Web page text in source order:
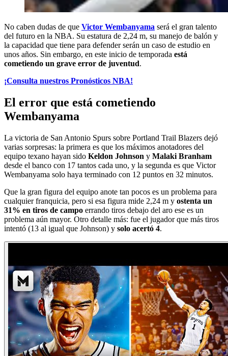
No caben dudas de que Victor Wembanyama será el gran talento
del futuro en la NBA. Su estatura de 2,24 m, su manejo de balón y
la capacidad que tiene para defender serán un caso de estudio en
unos años. Sin embargo, en este inicio de temporada está
cometiendo un grave error de juventud.
¡Consulta nuestros Pronósticos NBA!
El error que está cometiendo
Wembanyama
La victoria de San Antonio Spurs sobre Portland Trail Blazers dejó
varias sorpresas: la primera es que los máximos anotadores del
equipo texano hayan sido Keldon Johnson y Malaki Branham
desde el banco con 17 tantos cada uno, y la segunda es que Victor
Wembanyama solo haya terminado con 12 puntos en 32 minutos.
Que la gran figura del equipo anote tan pocos es un problema para
cualquier franquicia, pero si esa figura mide 2,24 m y ostenta un
31% en tiros de campo errando tiros debajo del aro ese es un
problema aún mayor. Otro detalle más: fue el jugador que más tiros
intentó (13 al igual que Johnson) y solo acertó 4.